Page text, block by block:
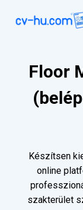
Floor
Készítsen
online
szakterület